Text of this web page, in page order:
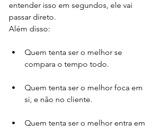
entender isso em segundos, ele vai
passar direto.
Além disso:
Quem tenta ser o melhor se
compara o tempo todo.
Quem tenta ser o melhor foca em
si, e não no cliente.
Quem tenta ser o melhor entra em